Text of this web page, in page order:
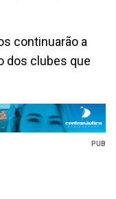
continuarão a
dos clubes que
PUB